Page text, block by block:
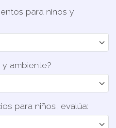
para niños y
ambiente?
para niños, evalúa: